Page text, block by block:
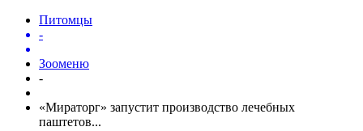
Питомцы
-
Зооменю
-
«Мираторг» запустит производство лечебных
паштетов...